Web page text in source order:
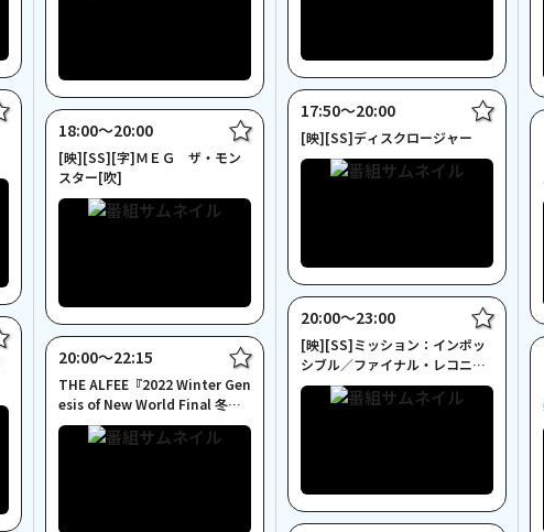
18:00〜20:00
[映][SS][字]ＭＥＧ ザ・モン
スター[吹]
20:00〜22:15
THE ALFEE『2022 Winter Gen
esis of New World Final 冬の
天地創造』
17:50〜20:00
[映][SS]ディスクロージャー
20:00〜23:00
[映][SS]ミッション：インポッ
シブル／ファイナル・レコニン
グ[吹]【プレミアムシアター8】